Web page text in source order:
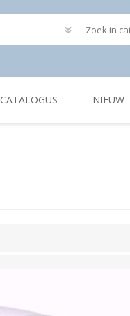
CATALOGUS NIEUW